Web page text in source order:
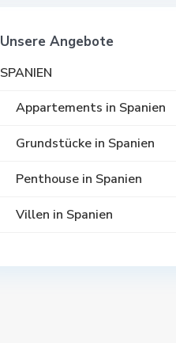
Unsere Angebote
SPANIEN
Appartements in Spanien
Grundstücke in Spanien
Penthouse in Spanien
Villen in Spanien